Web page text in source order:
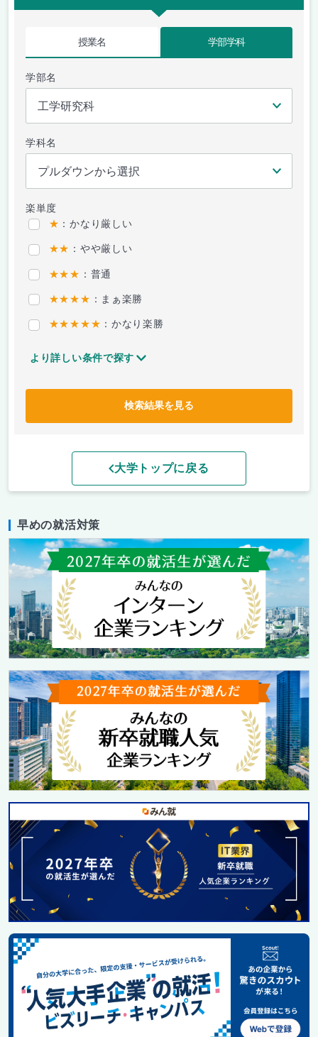
授業名 学部学科
学部名
学科名
楽単度
★ ：かなり厳しい
★★ ：やや厳しい
★★★ ：普通
★★★★ ：まぁ楽勝
★★★★★ ：かなり楽勝
より詳しい条件で探す
検索結果を見る
大学トップに戻る
早めの就活対策